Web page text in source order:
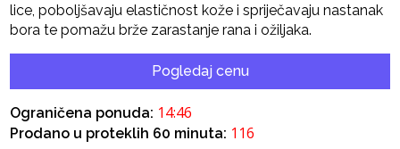
lice, poboljšavaju elastičnost kože i spriječavaju nastanak
bora te pomažu brže zarastanje rana i ožiljaka.
Pogledaj cenu
Ograničena ponuda: 14:45
Prodano u proteklih 60 minuta: 116